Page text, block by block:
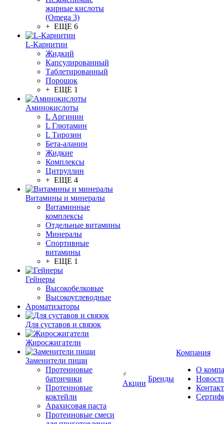
жирные кислоты
(Omega 3)
+ ЕЩЕ 6
L-Карнитин
Жидкий
Капсулированный
Таблетированный
Порошок
+ ЕЩЕ 1
Аминокислоты
L Аргинин
L Глютамин
L Тирозин
Бета-аланин
Жидкие
Комплексы
Цитруллин
+ ЕЩЕ 4
Витамины и минералы
Витаминные
комплексы
Отдельные витамины
Минералы
Спортивные
витамины
+ ЕЩЕ 1
Гейнеры
Высокобелковые
Высокоуглеводные
Ароматизаторы
Для суставов и связок
Жиросжигатели
Заменители пищи
Протеиновые
батончики
Протеиновые
коктейли
Арахисовая паста
Протеиновые смеси
Акции
Бренды
Компания
О